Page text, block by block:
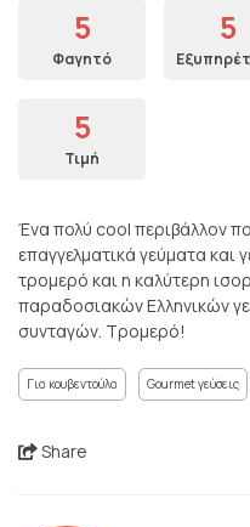
5
Φαγητό
5
5
Τιμή
Ένα πολύ cool περιβάλλον
επαγγελματικά γεύματα και
τρομερό και η καλύτερη
παραδοσιακών Ελληνικών
συνταγών. Τρομερό!
Για κουβεντούλα Gourmet γεύσεις
Share